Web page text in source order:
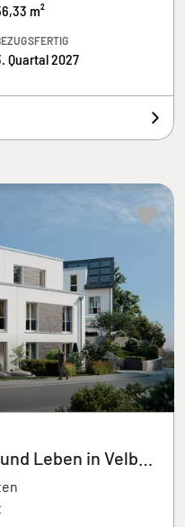
m²
Quartal 2027
Taubenstraße - Wohnen und Leben in Velbert